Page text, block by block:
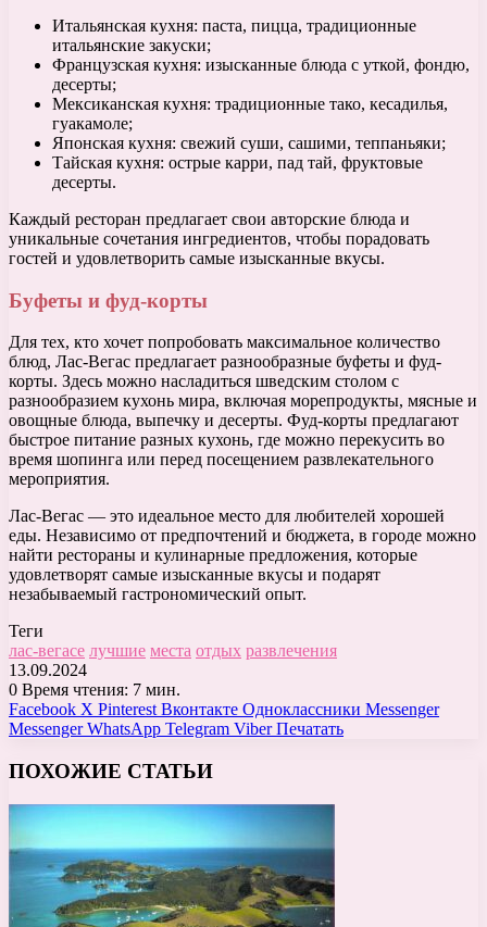
Итальянская кухня: паста, пицца, традиционные
итальянские закуски;
Французская кухня: изысканные блюда с уткой, фондю,
десерты;
Мексиканская кухня: традиционные тако, кесадилья,
гуакамоле;
Японская кухня: свежий суши, сашими, теппаньяки;
Тайская кухня: острые карри, пад тай, фруктовые
десерты.
Каждый ресторан предлагает свои авторские блюда и
уникальные сочетания ингредиентов, чтобы порадовать
гостей и удовлетворить самые изысканные вкусы.
Буфеты и фуд-корты
Для тех, кто хочет попробовать максимальное количество
блюд, Лас-Вегас предлагает разнообразные буфеты и фуд-
корты. Здесь можно насладиться шведским столом с
разнообразием кухонь мира, включая морепродукты, мясные и
овощные блюда, выпечку и десерты. Фуд-корты предлагают
быстрое питание разных кухонь, где можно перекусить во
время шопинга или перед посещением развлекательного
мероприятия.
Лас-Вегас — это идеальное место для любителей хорошей
еды. Независимо от предпочтений и бюджета, в городе можно
найти рестораны и кулинарные предложения, которые
удовлетворят самые изысканные вкусы и подарят
незабываемый гастрономический опыт.
Теги
лас-вегасе лучшие места отдых развлечения
13.09.2024
0 Время чтения: 7 мин.
Facebook X Pinterest Вконтакте Одноклассники Messenger
Messenger WhatsApp Telegram Viber Печатать
ПОХОЖИЕ СТАТЬИ